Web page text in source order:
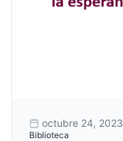
octubre 24, 2023
Biblioteca